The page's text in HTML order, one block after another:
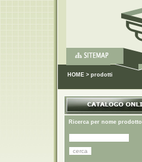
HOME > prodotti
Ricerca per nome prodotto